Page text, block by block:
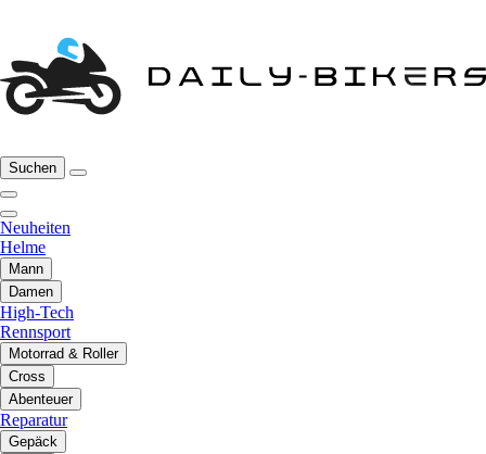
Suchen
Neuheiten
Helme
Mann
Damen
High-Tech
Rennsport
Motorrad & Roller
Cross
Abenteuer
Reparatur
Gepäck